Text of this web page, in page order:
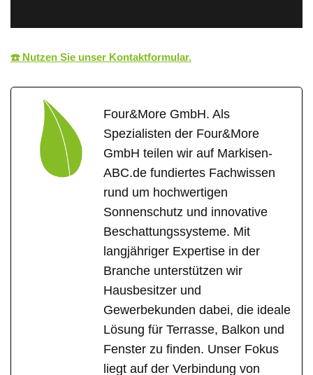
☎️ Nutzen Sie unser Kontaktformular.
Four&More GmbH. Als
Spezialisten der Four&More
GmbH teilen wir auf Markisen-
ABC.de fundiertes Fachwissen
rund um hochwertigen
Sonnenschutz und innovative
Beschattungssysteme. Mit
langjähriger Expertise in der
Branche unterstützen wir
Hausbesitzer und
Gewerbekunden dabei, die ideale
Lösung für Terrasse, Balkon und
Fenster zu finden. Unser Fokus
liegt auf der Verbindung von